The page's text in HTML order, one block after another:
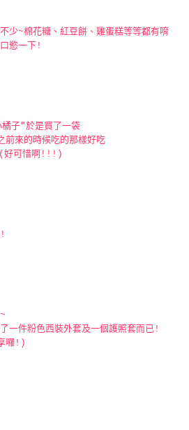
少~棉花糖、紅豆餅、雞蛋糕等等都有唷
慾一下!
子"於是買了一袋
前來的時候吃的那樣好吃
好可惜啊!!!)
一件粉色西裝外套及一個護照套而已!
囉!)